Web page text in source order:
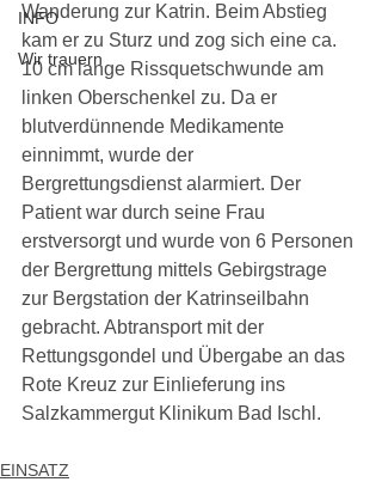
INFO
Wir trauern
Wanderung zur Katrin. Beim Abstieg
kam er zu Sturz und zog sich eine ca.
10 cm lange Rissquetschwunde am
linken Oberschenkel zu. Da er
blutverdünnende Medikamente
einnimmt, wurde der
Bergrettungsdienst alarmiert. Der
Patient war durch seine Frau
erstversorgt und wurde von 6 Personen
der Bergrettung mittels Gebirgstrage
zur Bergstation der Katrinseilbahn
gebracht. Abtransport mit der
Rettungsgondel und Übergabe an das
Rote Kreuz zur Einlieferung ins
Salzkammergut Klinikum Bad Ischl.
EINSATZ